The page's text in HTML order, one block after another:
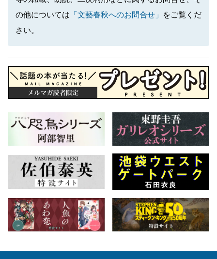
の他については 「文藝春秋へのお問合せ」
をご覧くだ
さい。